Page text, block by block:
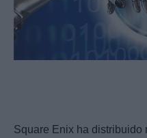
Square Enix ha distribuido